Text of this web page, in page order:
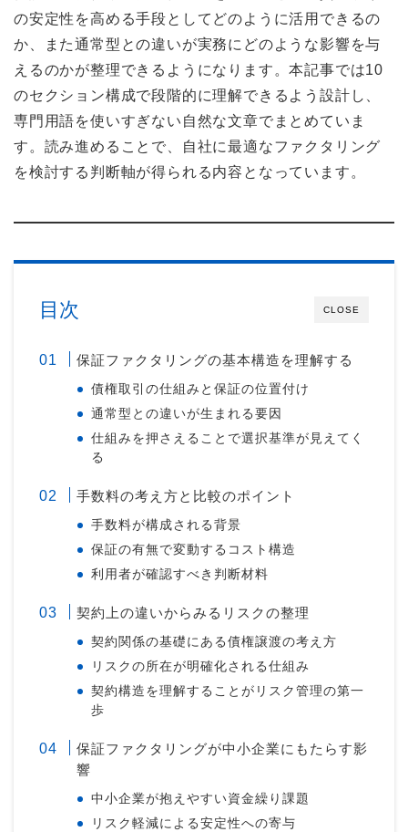
の安定性を高める手段としてどのように活用できるの
か、また通常型との違いが実務にどのような影響を与
えるのかが整理できるようになります。本記事では10
のセクション構成で段階的に理解できるよう設計し、
専門用語を使いすぎない自然な文章でまとめていま
す。読み進めることで、自社に最適なファクタリング
を検討する判断軸が得られる内容となっています。
CLOSE
目次
保証ファクタリングの基本構造を理解する
債権取引の仕組みと保証の位置付け
通常型との違いが生まれる要因
仕組みを押さえることで選択基準が見えてく
る
手数料の考え方と比較のポイント
手数料が構成される背景
保証の有無で変動するコスト構造
利用者が確認すべき判断材料
契約上の違いからみるリスクの整理
契約関係の基礎にある債権譲渡の考え方
リスクの所在が明確化される仕組み
契約構造を理解することがリスク管理の第一
歩
保証ファクタリングが中小企業にもたらす影
響
中小企業が抱えやすい資金繰り課題
リスク軽減による安定性への寄与